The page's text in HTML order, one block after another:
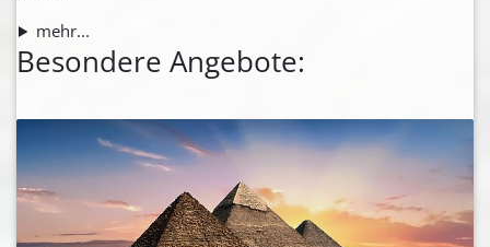
mehr...
Besondere Angebote: